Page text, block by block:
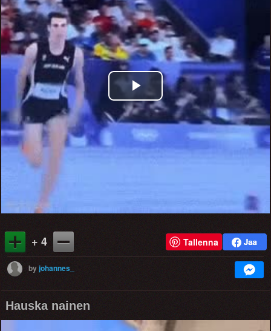
Play
Video
+ 4 Tallenna
byjohannes_
Hauska nainen